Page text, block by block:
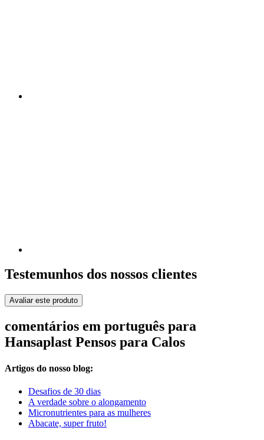
Testemunhos dos nossos clientes
Avaliar este produto
comentários em português para
Hansaplast Pensos para Calos
Artigos do nosso blog:
Desafios de 30 dias
A verdade sobre o alongamento
Micronutrientes para as mulheres
Abacate, super fruto!